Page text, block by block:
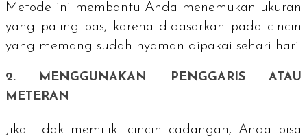
Metode ini membantu Anda menemukan ukuran
yang paling pas, karena didasarkan pada cincin
yang memang sudah nyaman dipakai sehari-hari.
2. MENGGUNAKAN PENGGARIS ATAU
METERAN
Jika tidak memiliki cincin cadangan, Anda bisa